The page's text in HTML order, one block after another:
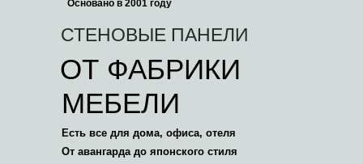
СТЕНОВЫЕ ПАНЕЛИ
ОТ ФАБРИКИ
МЕБЕЛИ
Есть все для дома, офиса, отеля
От авангарда до японского стиля
Основано в 2001 году